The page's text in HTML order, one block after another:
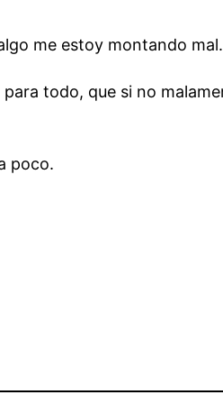
me estoy montando mal.
todo, que si no
poco.